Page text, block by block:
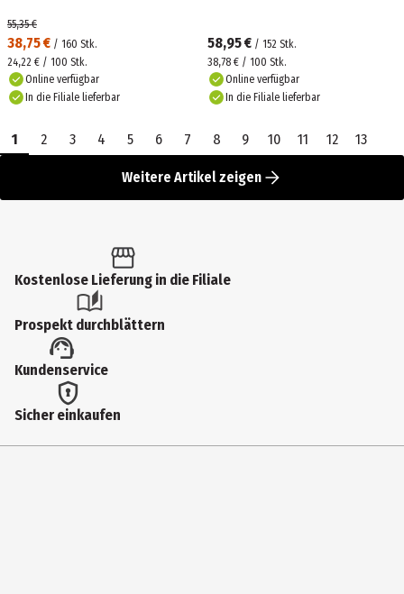
38,75 € / 160 Stk.
55,35 €
24,22 € / 100 Stk.
Online verfügbar
In die Filiale lieferbar
58,95 € / 152 Stk.
38,78 € / 100 Stk.
Online verfügbar
In die Filiale lieferbar
1 2 3 4 5 6 7 8 9 10 11 12 13
Weitere Artikel zeigen
Kostenlose Lieferung in die Filiale
Prospekt durchblättern
Kundenservice
Sicher einkaufen